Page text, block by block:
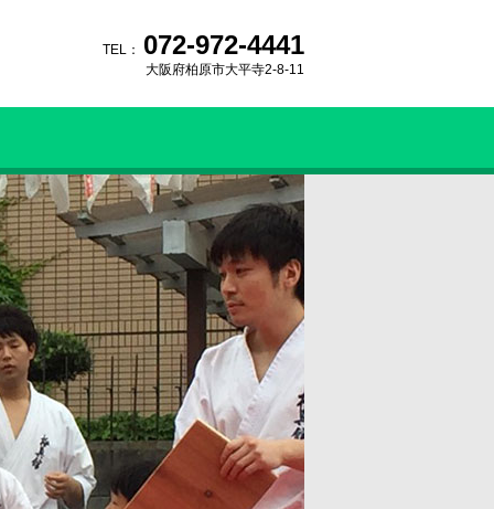
TEL： 072-972-4441
大阪府柏原市大平寺2-8-11